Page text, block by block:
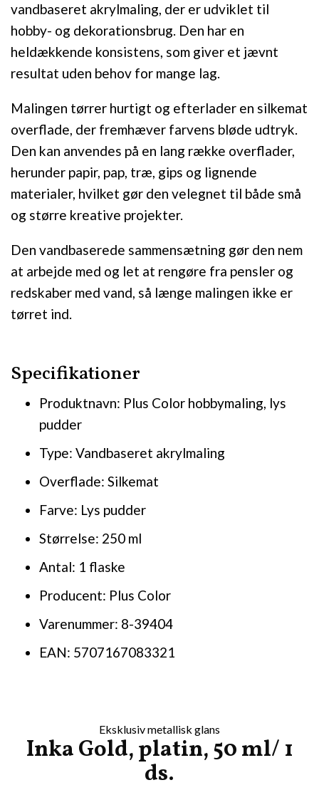
vandbaseret akrylmaling, der er udviklet til
hobby- og dekorationsbrug. Den har en
heldækkende konsistens, som giver et jævnt
resultat uden behov for mange lag.
Malingen tørrer hurtigt og efterlader en silkemat
overflade, der fremhæver farvens bløde udtryk.
Den kan anvendes på en lang række overflader,
herunder papir, pap, træ, gips og lignende
materialer, hvilket gør den velegnet til både små
og større kreative projekter.
Den vandbaserede sammensætning gør den nem
at arbejde med og let at rengøre fra pensler og
redskaber med vand, så længe malingen ikke er
tørret ind.
Specifikationer
Produktnavn: Plus Color hobbymaling, lys
pudder
Type: Vandbaseret akrylmaling
Overflade: Silkemat
Farve: Lys pudder
Størrelse: 250 ml
Antal: 1 flaske
Producent: Plus Color
Varenummer: 8-39404
EAN: 5707167083321
Eksklusiv metallisk glans
Inka Gold, platin, 50 ml/ 1
ds.